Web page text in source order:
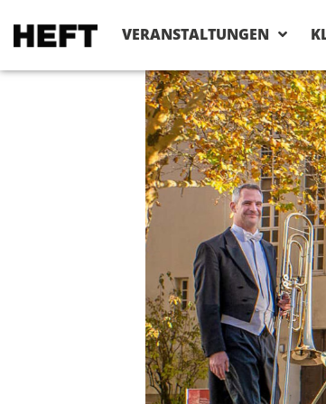
VERANSTALTUNGEN